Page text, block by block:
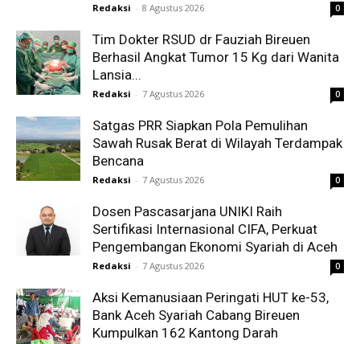
Redaksi - 8 Agustus 2026 0
Tim Dokter RSUD dr Fauziah Bireuen
Berhasil Angkat Tumor 15 Kg dari Wanita
Lansia...
Redaksi - 7 Agustus 2026 0
Satgas PRR Siapkan Pola Pemulihan
Sawah Rusak Berat di Wilayah Terdampak
Bencana
Redaksi - 7 Agustus 2026 0
Dosen Pascasarjana UNIKI Raih
Sertifikasi Internasional CIFA, Perkuat
Pengembangan Ekonomi Syariah di Aceh
Redaksi - 7 Agustus 2026 0
Aksi Kemanusiaan Peringati HUT ke-53,
Bank Aceh Syariah Cabang Bireuen
Kumpulkan 162 Kantong Darah